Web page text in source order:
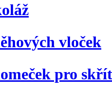
vloček
pro